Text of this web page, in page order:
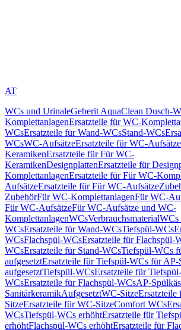
AT
WCs und UrinaleGeberit AquaClean Dusch-
KomplettanlagenErsatzteile für WC-
WCsErsatzteile für Wand-WCsStand-WCs
WCsWC-AufsätzeErsatzteile für WC-Aufsätze
KeramikenErsatzteile für Für WC-
KeramikenDesignplattenErsatzteile für
KomplettanlagenErsatzteile für Für WC-
AufsätzeErsatzteile für Für WC-Aufsätze
ZubehörFür WC-KomplettanlagenFür WC-
Für WC-AufsätzeFür WC-Aufsätze und WC-
KomplettanlagenWCsVerbrauchsmaterialWCs
WCsErsatzteile für Wand-WCsTiefspül-WCs
WCsFlachspül-WCsErsatzteile für Flachspül-
WCsErsatzteile für Stand-WCsTiefspül-WCs
aufgesetztErsatzteile für Tiefspül-WCs für AP-
aufgesetztTiefspül-WCsErsatzteile für
WCsErsatzteile für Flachspül-WCsAP-
SanitärkeramikAufgesetztWC-SitzeErsatzteile
SitzeErsatzteile für WC-SitzeComfort WCs
WCsTiefspül-WCs erhöhtErsatzteile für
erhöhtFlachspül-WCs erhöhtErsatzteile für